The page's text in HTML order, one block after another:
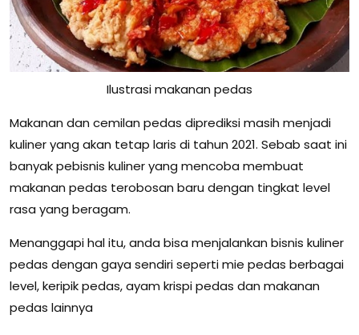
Ilustrasi makanan pedas
Makanan dan cemilan pedas diprediksi masih menjadi
kuliner yang akan tetap laris di tahun 2021. Sebab saat ini
banyak pebisnis kuliner yang mencoba membuat
makanan pedas terobosan baru dengan tingkat level
rasa yang beragam.
Menanggapi hal itu, anda bisa menjalankan bisnis kuliner
pedas dengan gaya sendiri seperti mie pedas berbagai
level, keripik pedas, ayam krispi pedas dan makanan
pedas lainnya